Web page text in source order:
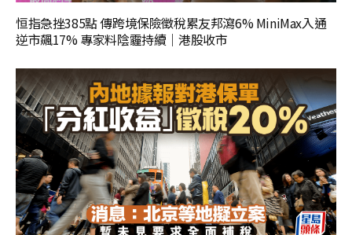
恒指急挫385點 傳跨境保險徵稅累友邦瀉6% MiniMax入通
逆市飆17% 專家料陰霾持續｜港股收市